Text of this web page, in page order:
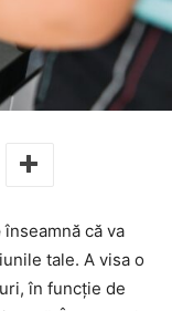
înseamnă că va
tale. A visa o
în funcție de